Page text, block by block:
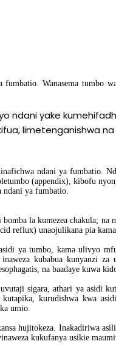
Wanasema tumbo
ndani yake
limetenganishwa
ndani ya fumbatio.
(appendix), kibofu
ndani ya fumbatio.
la kumezea chakula; na
reflux) unaojulikana pia
ya tumbo, kama ulivyo
kubabua kunyanzi
na baadaye kuwa
sigara, athari ya asidi
kurudishwa kwa
umio.
hujitokeza. Inakadiriwa
kukufanya usikie